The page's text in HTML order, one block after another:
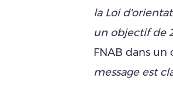
la Loi
un objectif de
FNAB dans
message est